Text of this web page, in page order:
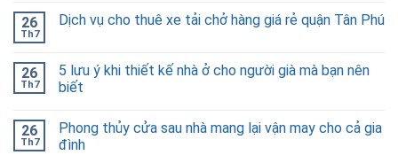
26
Th7
Dịch vụ cho thuê xe tải chở hàng giá rẻ quận Tân Phú
26
Th7
5 lưu ý khi thiết kế nhà ở cho người già mà bạn nên
biết
26
Th7
Phong thủy cửa sau nhà mang lại vận may cho cả gia
đình